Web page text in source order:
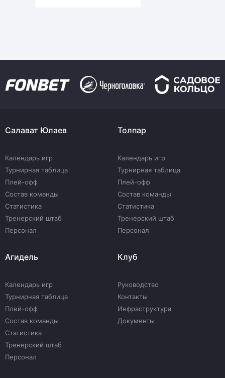
Салават Юлаев
Календарь игр
Турнирная таблица
Плей-офф
Состав команды
Статистика
Тренерский штаб
Персонал
Толпар
Календарь игр
Турнирная таблица
Плей-офф
Состав команды
Статистика
Тренерский штаб
Персонал
Агидель
Календарь игр
Турнирная таблица
Плей-офф
Состав команды
Статистика
Тренерский штаб
Персонал
Клуб
Руководство
Контакты
Инфраструктура
Документы